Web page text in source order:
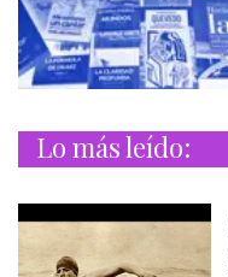
Lo más leído: